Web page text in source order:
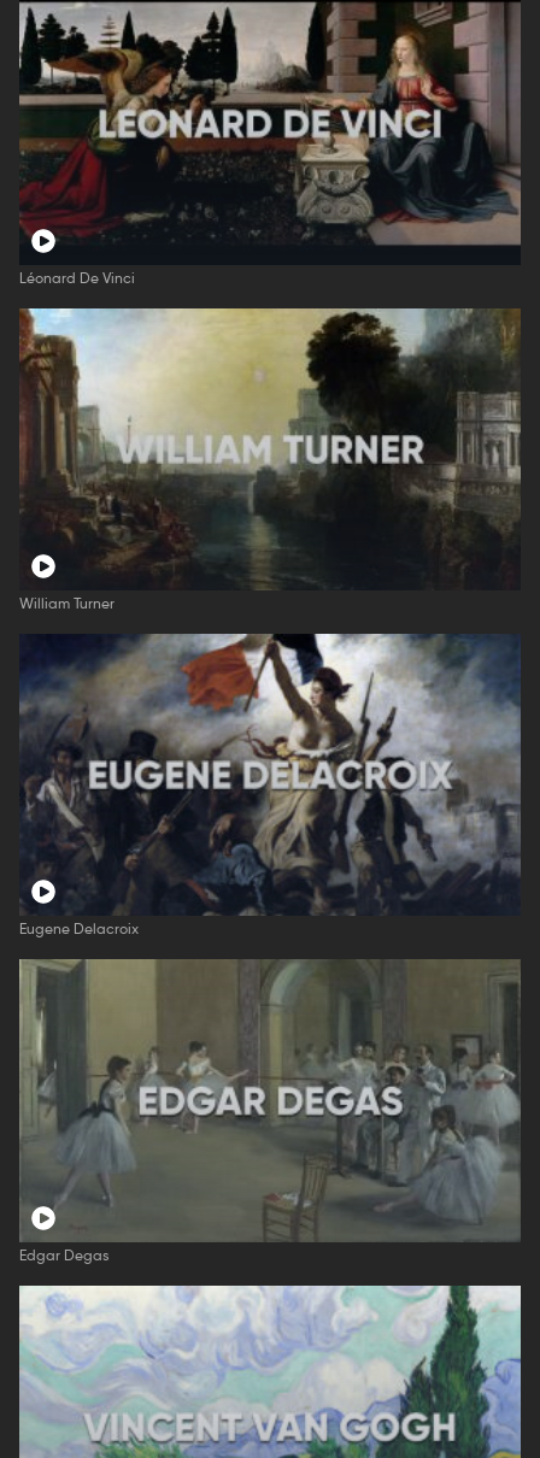
Léonard De Vinci
William Turner
Eugene Delacroix
Edgar Degas